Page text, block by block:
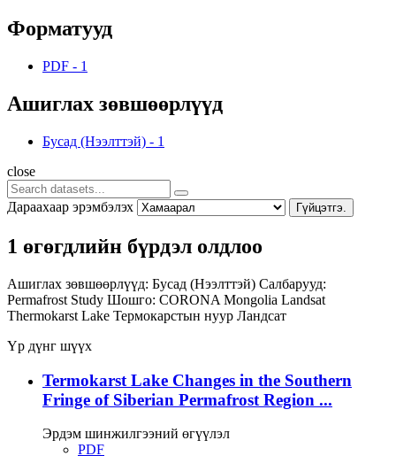
Форматууд
PDF - 1
Ашиглах зөвшөөрлүүд
Бусад (Нээлттэй) - 1
close
Дараахаар эрэмбэлэх Гүйцэтгэ.
1 өгөгдлийн бүрдэл олдлоо
Ашиглах зөвшөөрлүүд: Бусад (Нээлттэй) Салбарууд:
Permafrost Study Шошго: CORONA Mongolia Landsat
Thermokarst Lake Термокарстын нуур Ландсат
Үр дүнг шүүх
Termokarst Lake Changes in the Southern
Fringe of Siberian Permafrost Region ...
Эрдэм шинжилгээний өгүүлэл
PDF